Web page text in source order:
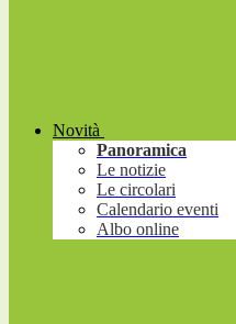
Novità
Panoramica
Le notizie
Le circolari
Calendario eventi
Albo online